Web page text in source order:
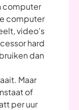
computer
computer
video's
hard
dan
Maar
of
per uur